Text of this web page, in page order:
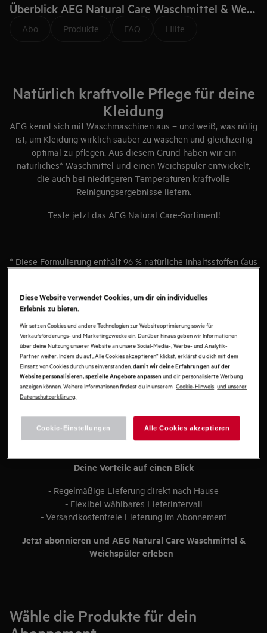
Überblick AEG Natural Care Waschmittel & Weichspüler
Abo Produkte FAQ Hilfe
Natürlich kraftvolle Pflege für deine
Kleidung
AEG kennt sich mit Waschmaschinen aus – und weiß, was nötig
ist, um Kleidung wirklich sauber zu waschen und gleichzeitig
optimal zu pflegen. Aus diesem Grund haben wir ein
natürliches* Waschmittel und einen Weichspüler entwickelt,
die auch bei niedrigeren Temperaturen kraftvolle
Reinigungsergebnisse liefern.
Teste jetzt das AEG Natural Care-Sortiment!
* Diese Formulierung enthält 96 % natürliche Inhaltsstoffen (aus
AEG Natural Care Waschmittel &
Weichspüler im Abonnement kaufen
Kraftvolle, natürliche Pflege –
bequem zu dir nach Hause geliefert
Mit dem AEG Natural Care Abonnement erhältst du
Waschmittel und Weichspüler regelmäßig direkt nach Hause
geliefert – versandkostenfrei und ohne Nachbestellen. Das
Lieferintervall kannst du flexibel selbst bestimmen.
Deine Vorteile auf einen Blick
- Regelmäßige Lieferung direkt nach Hause
- Flexibel wählbares Lieferintervall
- Versandkostenfreie Lieferung im Abonnement
Jetzt abonnieren und AEG Natural Care Waschmittel &
Weichspüler erleben
Wähle die Produkte für dein
Diese Website verwendet Cookies, um dir ein individuelles
Erlebnis zu bieten.
Wir setzen Cookies und andere Technologien zur Websiteoptimierung sowie für
Verkaufsförderungs- und Marketingzwecke ein. Darüber hinaus geben wir Informationen
über deine Nutzung unserer Website an unsere Social-Media-, Werbe- und Analytik-
Partner weiter. Indem du auf „Alle Cookies akzeptieren“ klickst, erklärst du dich mit dem
Einsatz von Cookies durch uns einverstanden,damit wir deine Erfahrungen auf der
Website personalisieren, spezielle Angebote anpassen und dir personalisierte Werbung
anzeigen können. Weitere Informationen findest du in unserem Cookie-Hinweis und unserer
Datenschutzerklärung.
Cookie-Einstellungen Alle Cookies akzeptieren